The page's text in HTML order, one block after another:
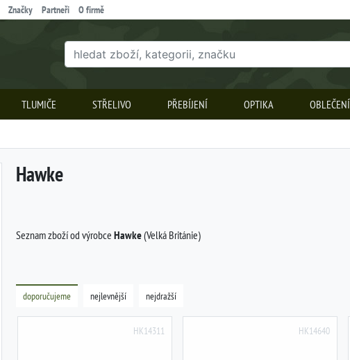
Značky Partneři O firmě
TLUMIČE STŘELIVO PŘEBÍJENÍ OPTIKA OBLEČENÍ
Hawke
Seznam zboží od výrobce Hawke(Velká Británie)
doporučujeme nejlevnější nejdražší
HK14311 HK14640